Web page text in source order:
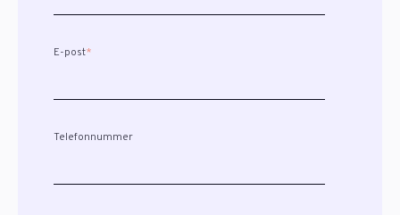
E-post*
Telefonnummer